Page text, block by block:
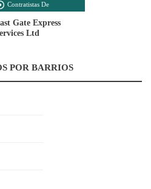
Contratistas De
Gate Express
Ltd
POR BARRIOS